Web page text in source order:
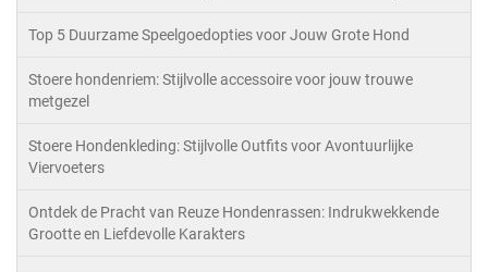
Top 5 Duurzame Speelgoedopties voor Jouw Grote Hond
Stoere hondenriem: Stijlvolle accessoire voor jouw trouwe
metgezel
Stoere Hondenkleding: Stijlvolle Outfits voor Avontuurlijke
Viervoeters
Ontdek de Pracht van Reuze Hondenrassen: Indrukwekkende
Grootte en Liefdevolle Karakters